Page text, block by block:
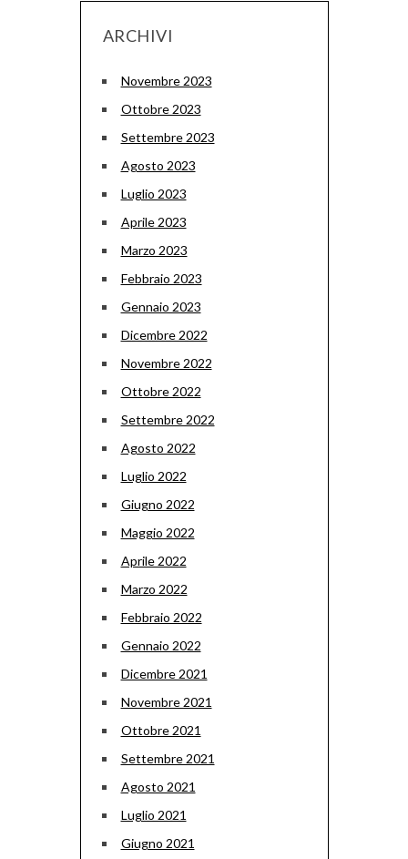
ARCHIVI
Novembre 2023
Ottobre 2023
Settembre 2023
Agosto 2023
Luglio 2023
Aprile 2023
Marzo 2023
Febbraio 2023
Gennaio 2023
Dicembre 2022
Novembre 2022
Ottobre 2022
Settembre 2022
Agosto 2022
Luglio 2022
Giugno 2022
Maggio 2022
Aprile 2022
Marzo 2022
Febbraio 2022
Gennaio 2022
Dicembre 2021
Novembre 2021
Ottobre 2021
Settembre 2021
Agosto 2021
Luglio 2021
Giugno 2021